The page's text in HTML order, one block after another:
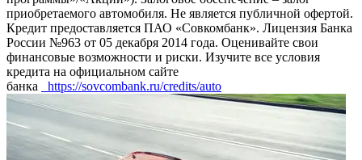
приобретаемого автомобиля. Не является публичной офертой.
Кредит предоставляется ПАО «Совкомбанк». Лицензия Банка
России №963 от 05 декабря 2014 года. Оценивайте свои
финансовые возможности и риски. Изучите все условия
кредита на официальном сайте
банка
https://sovcombank.ru/credits/auto